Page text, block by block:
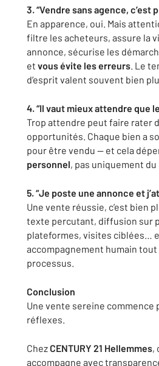
3. “Vendre sans agence, c’est
En apparence, oui. Mais
filtre les acheteurs, assure la
annonce, sécurise les
et vous évite les erreurs. Le
d’esprit valent souvent bien
4. “Il vaut mieux attendre que
Trop attendre peut faire rater
opportunités. Chaque bien a
pour être vendu — et cela
personnel, pas uniquement du
5. “Je poste une annonce et
Une vente réussie, c’est bien
texte percutant, diffusion sur
plateformes, visites ciblées…
accompagnement humain tout
processus.
Conclusion
Une vente sereine commence
réflexes.
ChezCENTURY 21 Hellemmes,
accompagne avec